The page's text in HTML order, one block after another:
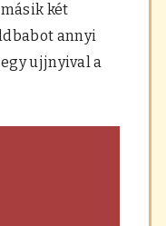
két
annyi
ujjnyival a